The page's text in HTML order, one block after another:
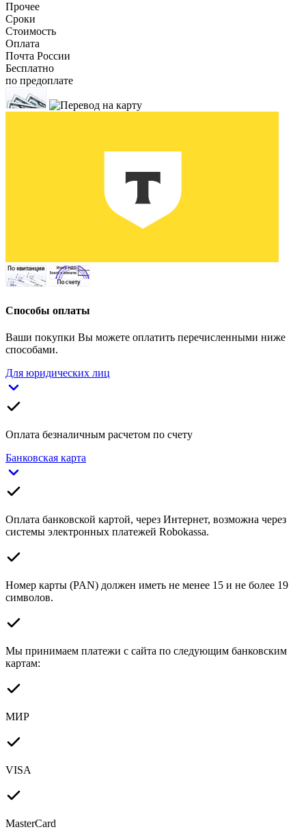
Прочее
Сроки
Стоимость
Оплата
Почта России
Бесплатно
по предоплате
Способы оплаты
Ваши покупки Вы можете оплатить перечисленными ниже
способами.
Для юридических лиц
Оплата безналичным расчетом по счету
Банковская карта
Оплата банковской картой, через Интернет, возможна через
системы электронных платежей Robokassa.
Номер карты (PAN) должен иметь не менее 15 и не более 19
символов.
Мы принимаем платежи с сайта по следующим банковским
картам:
МИР
VISA
MasterCard